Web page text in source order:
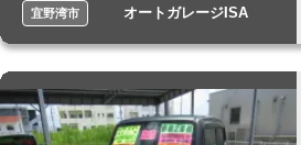
宜野湾市 オートガレージISA